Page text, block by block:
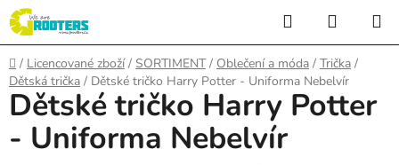
Přejít
na
obsah
Hledat
KOŠÍK
Domů
/ Licencované zboží / SORTIMENT / Oblečení a móda / Trička /
Dětská trička / Dětské tričko Harry Potter - Uniforma Nebelvír
Dětské tričko Harry Potter
- Uniforma Nebelvír